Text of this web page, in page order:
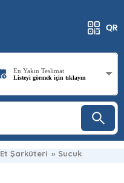
En Yakın Teslimat
Listeyi görmek için tıklayın
Et Şarküteri » Sucuk